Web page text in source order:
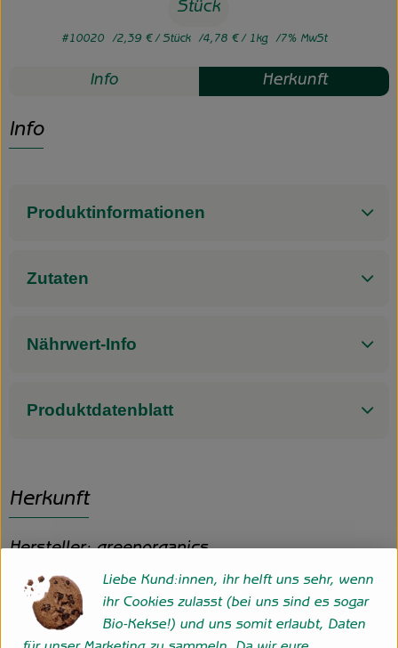
Stück
#10020 2,39 €/ Stück 4,78 €/ 1kg 7% MwSt
Info Herkunft
Info
Produktinformationen
Zutaten
Nährwert-Info
Produktdatenblatt
Herkunft
Hersteller: greenorganics
Liebe Kund:innen, ihr helft uns sehr, wenn
ihr Cookies zulasst (bei uns sind es sogar
Bio-Kekse!) und uns somit erlaubt, Daten